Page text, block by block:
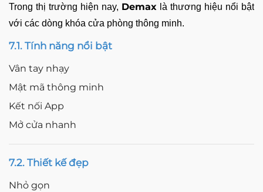
Trong thị trường hiện nay, Demax là thương hiệu nổi bật
với các dòng khóa cửa phòng thông minh.
7.1. Tính năng nổi bật
Vân tay nhạy
Mật mã thông minh
Kết nối App
Mở cửa nhanh
7.2. Thiết kế đẹp
Nhỏ gọn